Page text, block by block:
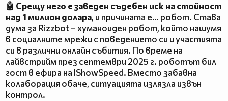
🤖 Срещу него е заведен съдебен иск на стойност
над 1 милион долара, и причината е… робот. Става
дума за Rizzbot – хуманоиден робот, който нашумя
в социалните мрежи с поведението си и участията
си в различни онлайн събития. По време на
лайвстрийм през септември 2025 г. роботът бил
гост в ефира на IShowSpeed. Вместо забавна
колаборация обаче, ситуацията излязла извън
контрол.